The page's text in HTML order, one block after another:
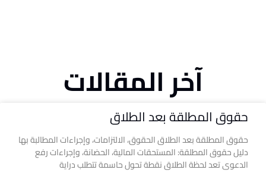
آخر المقالات
حقوق المطلقة بعد الطلاق
حقوق المطلقة بعد الطلاق الحقوق، الالتزامات، وإجراءات المطالبة بها
دليل حقوق المطلقة: المستحقات المالية، الحضانة، وإجراءات رفع
الدعوى تعد لحظة الطلاق نقطة تحول حاسمة تتطلب دراية